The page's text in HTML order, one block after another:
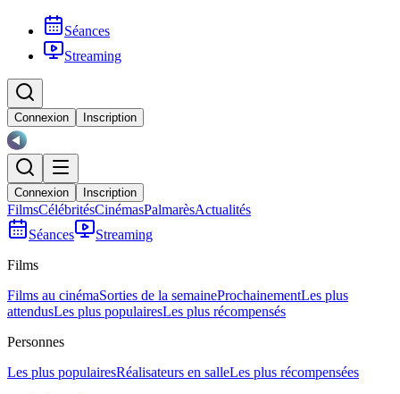
Séances
Streaming
Connexion Inscription
Connexion Inscription
FilmsCélébritésCinémasPalmarèsActualités
Séances
Streaming
Films
Films au cinémaSorties de la semaineProchainementLes plus
attendusLes plus populairesLes plus récompensés
Personnes
Les plus populairesRéalisateurs en salleLes plus récompensées